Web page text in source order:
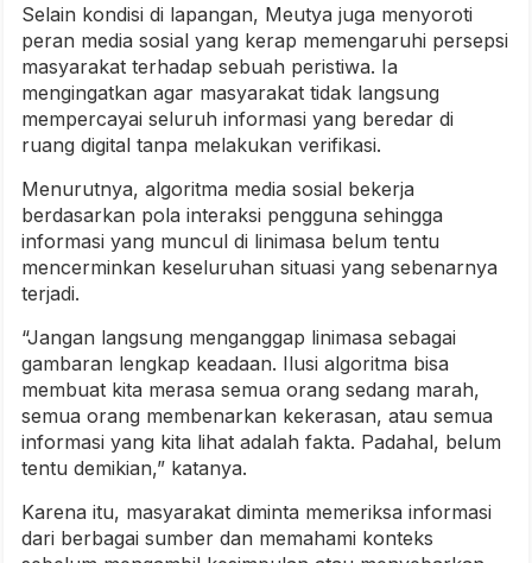
Selain kondisi di lapangan, Meutya juga menyoroti
peran media sosial yang kerap memengaruhi persepsi
masyarakat terhadap sebuah peristiwa. Ia
mengingatkan agar masyarakat tidak langsung
mempercayai seluruh informasi yang beredar di
ruang digital tanpa melakukan verifikasi.
Menurutnya, algoritma media sosial bekerja
berdasarkan pola interaksi pengguna sehingga
informasi yang muncul di linimasa belum tentu
mencerminkan keseluruhan situasi yang sebenarnya
terjadi.
“Jangan langsung menganggap linimasa sebagai
gambaran lengkap keadaan. Ilusi algoritma bisa
membuat kita merasa semua orang sedang marah,
semua orang membenarkan kekerasan, atau semua
informasi yang kita lihat adalah fakta. Padahal, belum
tentu demikian,” katanya.
Karena itu, masyarakat diminta memeriksa informasi
dari berbagai sumber dan memahami konteks